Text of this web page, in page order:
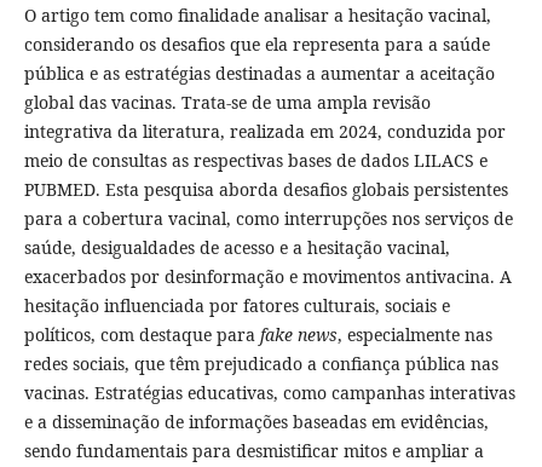
O artigo tem como finalidade analisar a hesitação vacinal,
considerando os desafios que ela representa para a saúde
pública e as estratégias destinadas a aumentar a aceitação
global das vacinas. Trata-se de uma ampla revisão
integrativa da literatura, realizada em 2024, conduzida por
meio de consultas as respectivas bases de dados LILACS e
PUBMED. Esta pesquisa aborda desafios globais persistentes
para a cobertura vacinal, como interrupções nos serviços de
saúde, desigualdades de acesso e a hesitação vacinal,
exacerbados por desinformação e movimentos antivacina. A
hesitação influenciada por fatores culturais, sociais e
políticos, com destaque para fake news, especialmente nas
redes sociais, que têm prejudicado a confiança pública nas
vacinas. Estratégias educativas, como campanhas interativas
e a disseminação de informações baseadas em evidências,
sendo fundamentais para desmistificar mitos e ampliar a